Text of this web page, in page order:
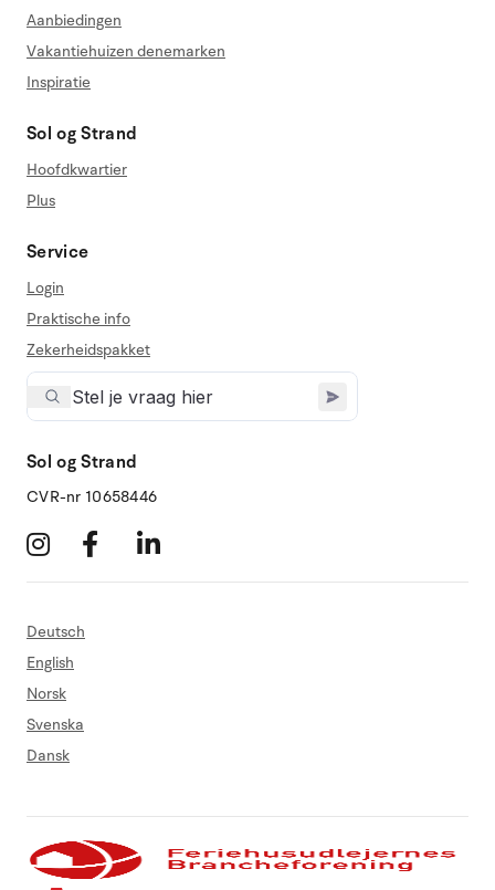
Aanbiedingen
Vakantiehuizen denemarken
Inspiratie
Sol og Strand
Hoofdkwartier
Plus
Service
Login
Praktische info
Zekerheidspakket
Sol og Strand
CVR-nr 10658446
Deutsch
English
Norsk
Svenska
Dansk